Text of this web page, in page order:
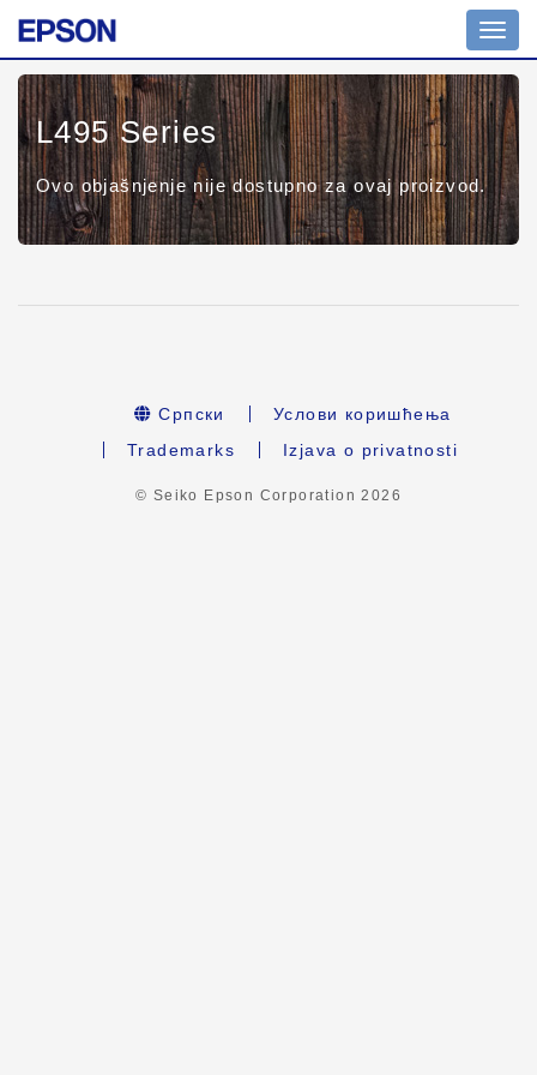
L495 Series
Ovo objašnjenje nije dostupno za ovaj proizvod.
Српски
Услови коришћења
Trademarks
Izjava o privatnosti
© Seiko Epson Corporation2026